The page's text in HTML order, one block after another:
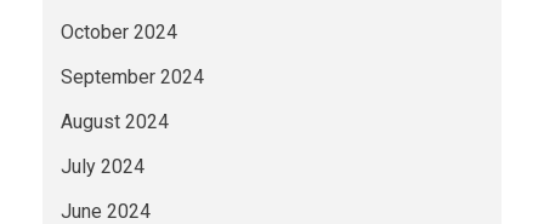
October 2024
September 2024
August 2024
July 2024
June 2024